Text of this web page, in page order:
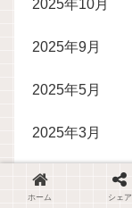
2025年10月
2025年9月
2025年5月
2025年3月
2025年2月
ホーム シェア